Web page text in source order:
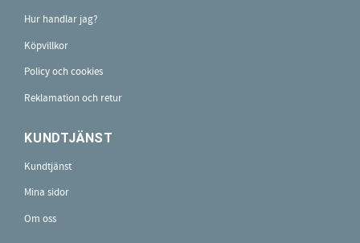
Hur handlar jag?
Köpvillkor
Policy och cookies
Reklamation och retur
KUNDTJÄNST
Kundtjänst
Mina sidor
Om oss